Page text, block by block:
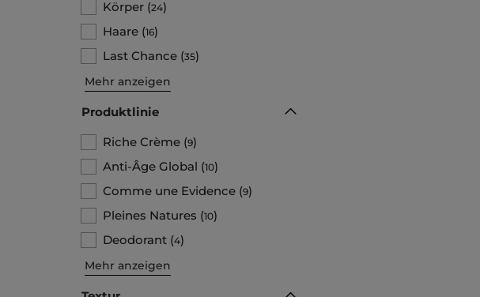
Körper (24)
Haare (16)
Last Chance (35)
Mehr anzeigen
Produktlinie
Riche Crème (9)
Anti-Âge Global (10)
Comme une Evidence (9)
Pleines Natures (10)
Deodorant (4)
Mehr anzeigen